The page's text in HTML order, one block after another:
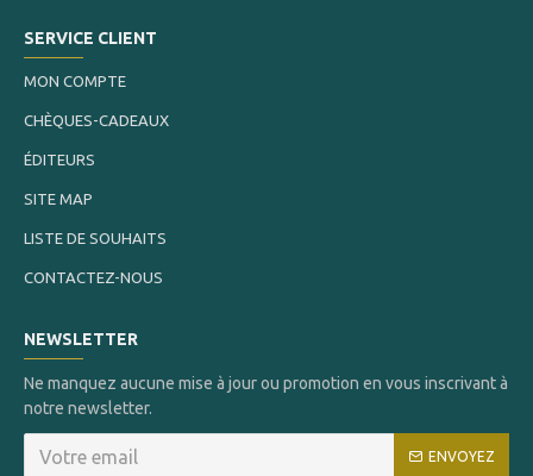
SERVICE CLIENT
MON COMPTE
CHÈQUES-CADEAUX
ÉDITEURS
SITE MAP
LISTE DE SOUHAITS
CONTACTEZ-NOUS
NEWSLETTER
Ne manquez aucune mise à jour ou promotion en vous inscrivant à
notre newsletter.
ENVOYEZ